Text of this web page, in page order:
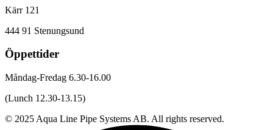
Kärr 121
444 91 Stenungsund
Öppettider
Måndag-Fredag 6.30-16.00
(Lunch 12.30-13.15)
© 2025 Aqua Line Pipe Systems AB. All rights reserved.